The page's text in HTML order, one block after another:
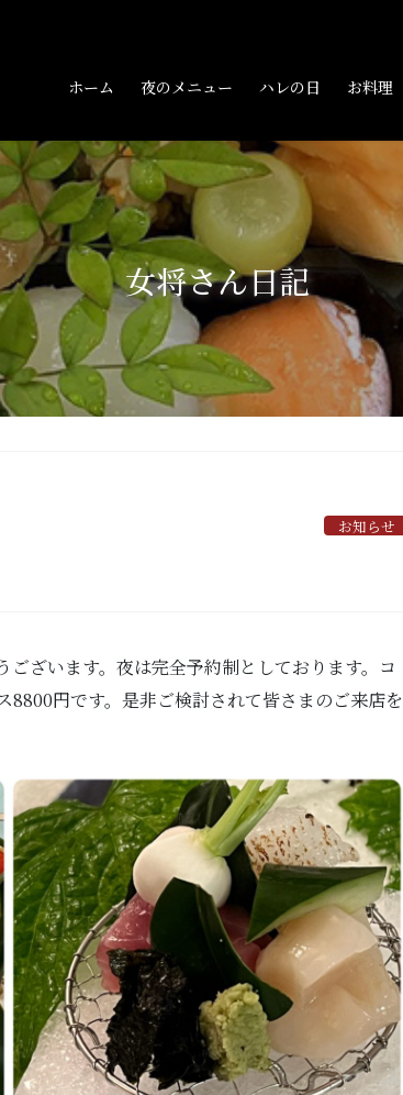
ホーム 夜のメニュー ハレの日 お料理
女将さん日記
お知らせ
ざいます。夜は完全予約制としております。コ
8800円です。是非ご検討されて皆さまのご来店を